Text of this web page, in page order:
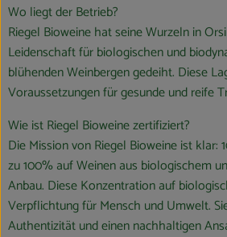
Wo liegt der Betrieb?
Riegel Bioweine hat seine Wurzeln in
Leidenschaft für biologischen und
blühenden Weinbergen gedeiht. Diese
Voraussetzungen für gesunde und reife
Wie ist Riegel Bioweine zertifiziert?
Die Mission von Riegel Bioweine ist klar:
zu 100% auf Weinen aus biologischem
Anbau. Diese Konzentration auf
Verpflichtung für Mensch und Umwelt.
Authentizität und einen nachhaltigen